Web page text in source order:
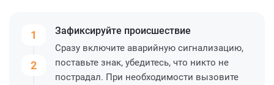
1
2
Зафиксируйте происшествие
Сразу включите аварийную сигнализацию,
поставьте знак, убедитесь, что никто не
пострадал. При необходимости вызовите